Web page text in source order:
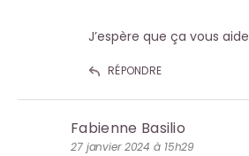
J’espère que ça vous aide
RÉPONDRE
Fabienne Basilio
27 janvier 2024 à 15h29